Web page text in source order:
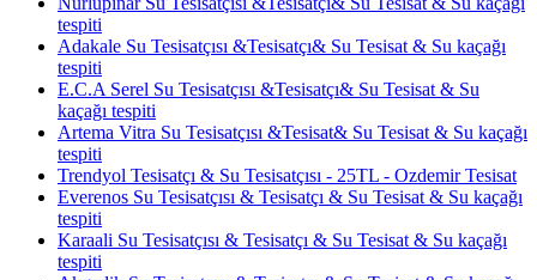
tespiti
Adakale Su Tesisatçısı &Tesisatçı& Su Tesisat & Su kaçağı
tespiti
E.C.A Serel Su Tesisatçısı &Tesisatçı& Su Tesisat & Su
kaçağı tespiti
Artema Vitra Su Tesisatçısı &Tesisat& Su Tesisat & Su kaçağı
tespiti
Trendyol Tesisatçı & Su Tesisatçısı - 25TL - Ozdemir Tesisat
Everenos Su Tesisatçısı & Tesisatçı & Su Tesisat & Su kaçağı
tespiti
Karaali Su Tesisatçısı & Tesisatçı & Su Tesisat & Su kaçağı
tespiti